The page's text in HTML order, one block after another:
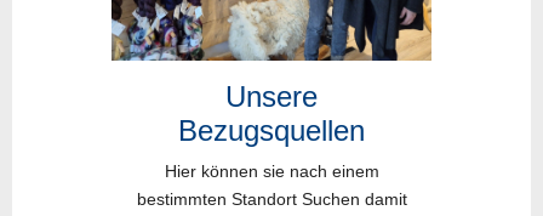
Unsere
Bezugsquellen
Hier können sie nach einem
bestimmten Standort Suchen damit